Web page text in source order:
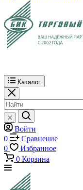
Каталог
Войти
0
Сравнение
0
Избранное
0 Корзина